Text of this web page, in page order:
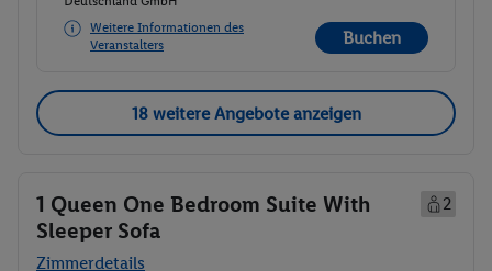
Weitere Informationen des
Veranstalters
Buchen
18 weitere Angebote anzeigen
1 Queen One Bedroom Suite With
Sleeper Sofa
2
Zimmerdetails